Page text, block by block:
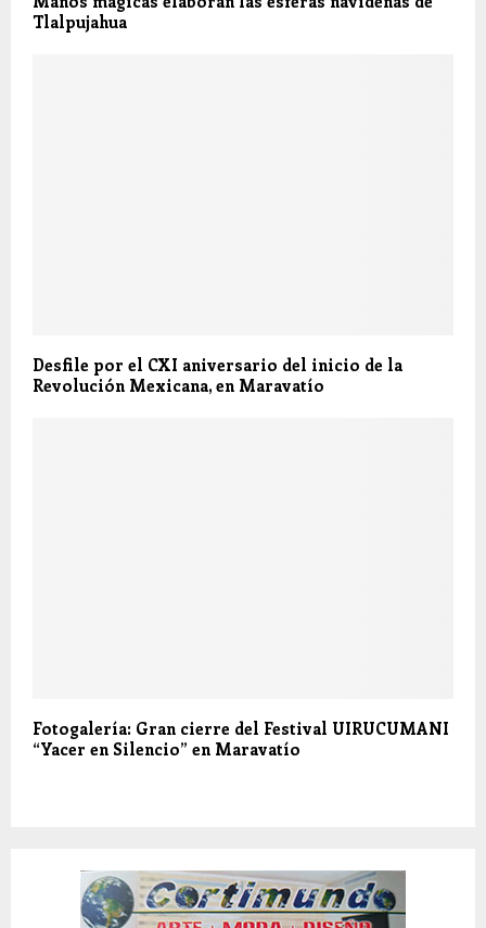
Tlalpujahua
Desfile por el CXI aniversario del inicio de la
Revolución Mexicana, en Maravatío
Fotogalería: Gran cierre del Festival UIRUCUMANI
“Yacer en Silencio” en Maravatío